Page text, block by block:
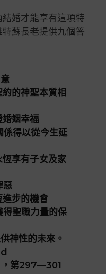
婚才能享有這項特
蘇長老提供九個答
的神聖本質相
姻幸福
得以從今生延
享有子女及家
惡
步的機會
聖職力量的保
神性的未來。
第297—301